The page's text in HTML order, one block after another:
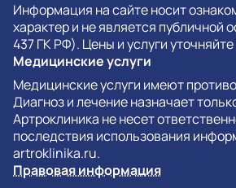
Информация на сайте носит
характер и не является публичной
437 ГК РФ). Цены и услуги
Медицинские услуги
Медицинские услуги имеют
Диагноз и лечение назначает
Артроклиника не несет
последствия использования
artroklinika.ru.
Правовая информация